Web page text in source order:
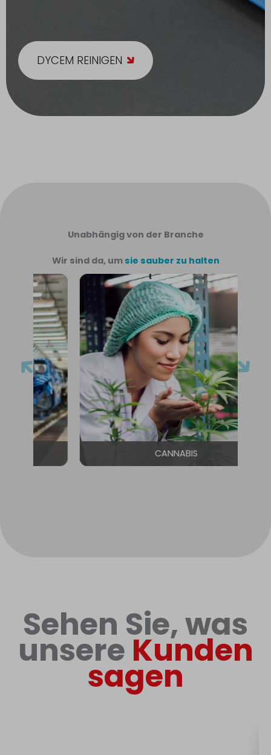
DYCEM REINIGEN
Unabhängig von der Branche
Wir sind da, umsie sauber zu halten
CANNABIS
Sehen Sie, was
unsere Kunden
sagen